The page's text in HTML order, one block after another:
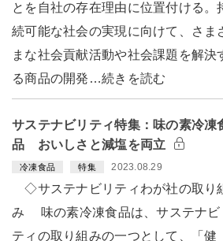
とを自社の存在理由に位置付ける。
続可能な社会の実現に向けて、さま
まな社会貢献活動や社会課題を解決
る商品の開発…続きを読む
サステナビリティ特集：味の素冷凍
品 おいしさと減塩を両立
冷凍食品 特集 2023.08.29
◇サステナビリティわが社の取り
み 味の素冷凍食品は、サステナビ
ティの取り組みの一つとして、「健